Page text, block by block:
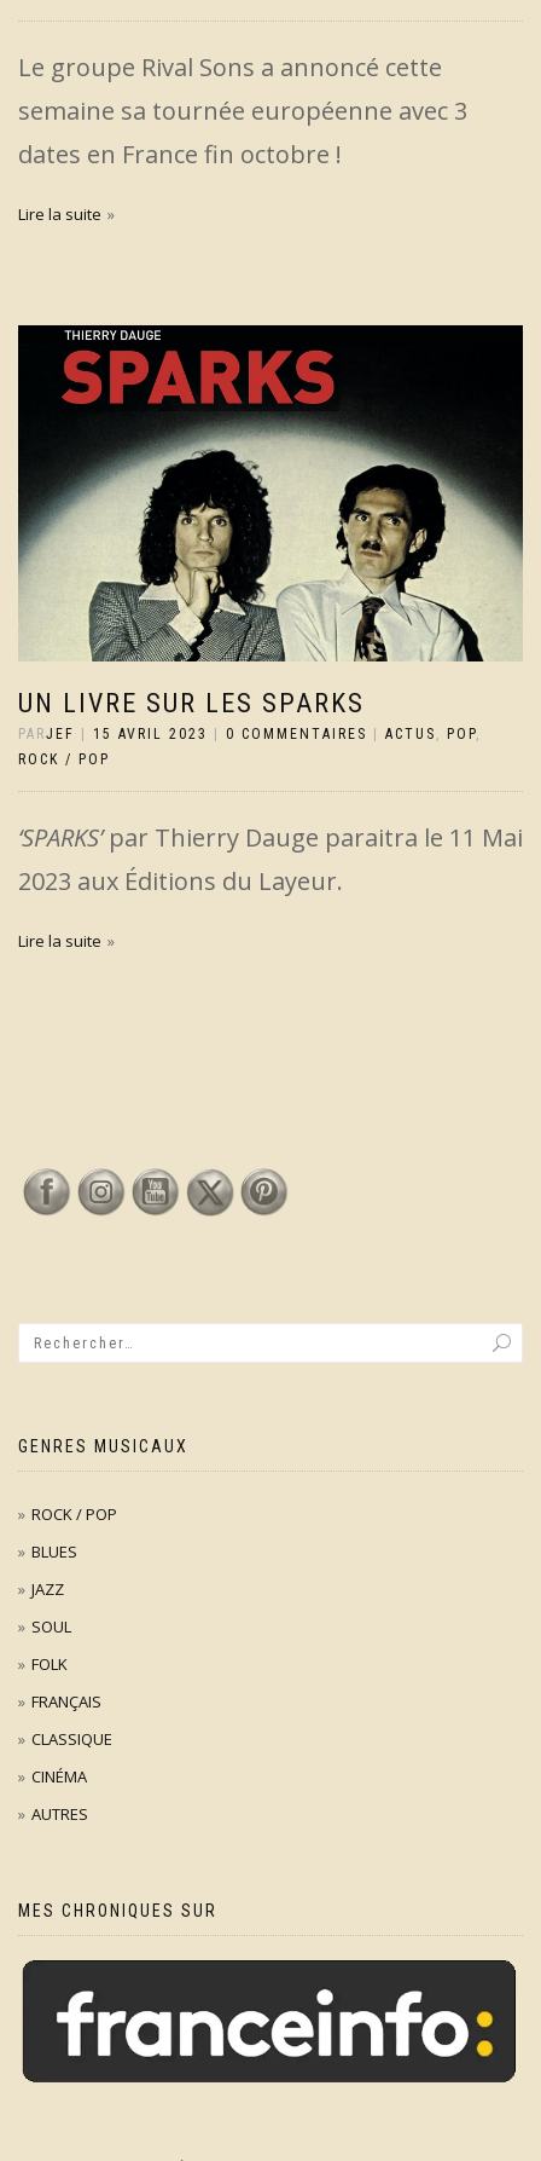
Le groupe Rival Sons a annoncé cette
semaine sa tournée européenne avec 3
dates en France fin octobre !
Lire la suite
UN LIVRE SUR LES SPARKS
PARJEF 15 AVRIL 2023 0 COMMENTAIRES ACTUS , POP,
ROCK / POP
‘SPARKS’par Thierry Dauge paraitra le 11 Mai
2023 aux Éditions du Layeur.
Lire la suite
GENRES MUSICAUX
ROCK / POP
BLUES
JAZZ
SOUL
FOLK
FRANÇAIS
CLASSIQUE
CINÉMA
AUTRES
MES CHRONIQUES SUR